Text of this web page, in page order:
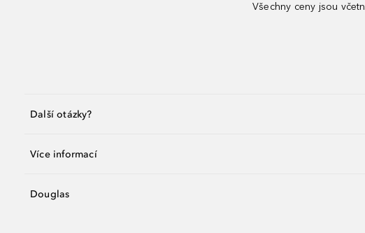
Všechny ceny jsou
Další otázky?
Více informací
Douglas